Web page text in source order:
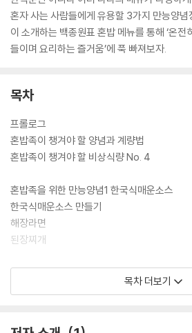
혼자 사는 사람들에게 유용할 3가지 만능양념
이 소개하는 백종원표 혼밥 메뉴를 통해 ‘온전
들이며 요리하는 즐거움’에 푹 빠져보자.
목차
프롤로그
혼밥족이 챙겨야 할 양념과 계량법
혼밥족이 챙겨야 할 비상식량 No. 4
혼밥족을 위한 만능양념1 한국식매운소스
한국식매운소스 만들기
해장라면
된장찌개
1장_ 간단하게 뚝딱, 실속 있는 한 그릇 요리
목차 더보기